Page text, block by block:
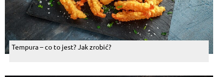
Tempura – co to jest? Jak zrobić?